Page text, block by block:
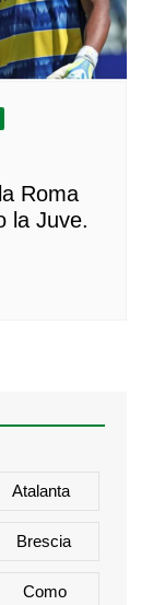
Roma
la Juve.
Atalanta
Brescia
Como